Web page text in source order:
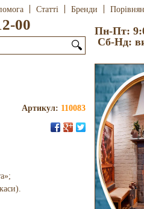
Статті Бренди
00
🔍
Пн-Пт:
Сб-Нд:
Артикул: 110083